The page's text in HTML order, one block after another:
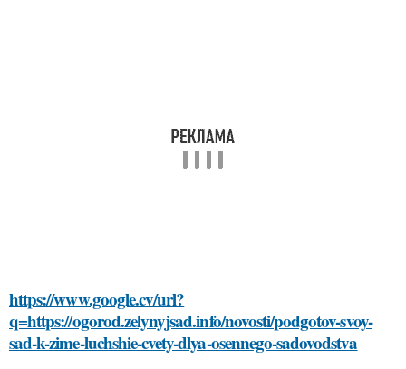
https://www.google.cv/url?
q=https://ogorod.zelynyjsad.info/novosti/podgotov-svoy-
sad-k-zime-luchshie-cvety-dlya-osennego-sadovodstva